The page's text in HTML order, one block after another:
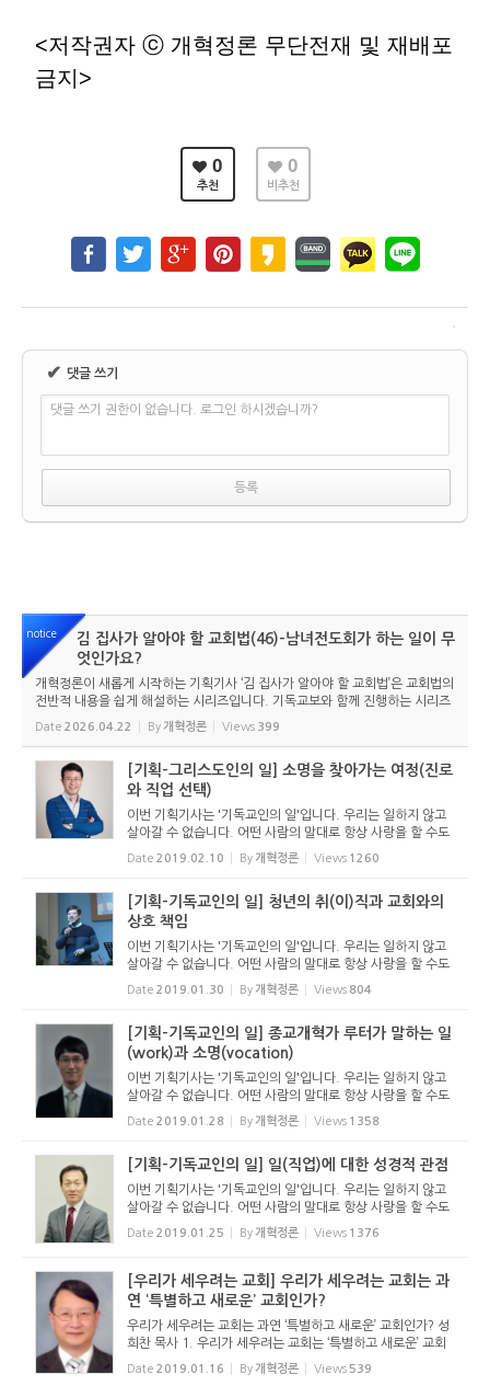
<저작권자 ⓒ 개혁정론 무단전재 및 재배포
금지>
0
추천
0
비추천
✔ 댓글 쓰기
댓글 쓰기 권한이 없습니다. 로그인 하시겠습니까?
notice
김 집사가 알아야 할 교회법(46)-남녀전도회가 하는 일이 무
엇인가요?
개혁정론이 새롭게 시작하는 기획기사 ‘김 집사가 알아야 할 교회법’은 교회법의
전반적 내용을 쉽게 해설하는 시리즈입니다. 기독교보와 함께 진행하는 시리즈
로서 여기에 싣는 것은 기독교보의 허락을 받았습니다. 글 내용은 기독교보에
Date 2026.04.22 By 개혁정론 Views 399
[기획-그리스도인의 일] 소명을 찾아가는 여정(진로
와 직업 선택)
이번 기획기사는 '기독교인의 일'입니다. 우리는 일하지 않고
살아갈 수 없습니다. 어떤 사람의 말대로 항상 사랑을 할 수도
없고, 항상 잠만 잘 수도 없지만 우리는 항상 일하며 삽니다.
이렇게 항상 세상속에서 일해야 하는 우리가 의외로 일하기
Date 2019.02.10 By 개혁정론 Views 1260
[기획-기독교인의 일] 청년의 취(이)직과 교회와의
상호 책임
이번 기획기사는 '기독교인의 일'입니다. 우리는 일하지 않고
살아갈 수 없습니다. 어떤 사람의 말대로 항상 사랑을 할 수도
없고, 항상 잠만 잘 수도 없지만 우리는 항상 일하며 삽니다.
이렇게 항상 세상속에서 일해야 하는 우리가 의외로 일하기
Date 2019.01.30 By 개혁정론 Views 804
[기획-기독교인의 일] 종교개혁가 루터가 말하는 일
(work)과 소명(vocation)
이번 기획기사는 '기독교인의 일'입니다. 우리는 일하지 않고
살아갈 수 없습니다. 어떤 사람의 말대로 항상 사랑을 할 수도
없고, 항상 잠만 잘 수도 없지만 우리는 항상 일하며 삽니다.
이렇게 항상 세상속에서 일해야 하는 우리가 의외로 일하기
Date 2019.01.28 By 개혁정론 Views 1358
[기획-기독교인의 일] 일(직업)에 대한 성경적 관점
이번 기획기사는 '기독교인의 일'입니다. 우리는 일하지 않고
살아갈 수 없습니다. 어떤 사람의 말대로 항상 사랑을 할 수도
없고, 항상 잠만 잘 수도 없지만 우리는 항상 일하며 삽니다.
이렇게 항상 세상속에서 일해야 하는 우리가 의외로 일하기
Date 2019.01.25 By 개혁정론 Views 1376
[우리가 세우려는 교회] 우리가 세우려는 교회는 과
연 ‘특별하고 새로운’ 교회인가?
우리가 세우려는 교회는 과연 ‘특별하고 새로운’ 교회인가? 성
희찬 목사 1. 우리가 세우려는 교회는 ‘특별하고 새로운’ 교회
가 아니라 믿음의 선진들이 대대로 걸어 온 ‘개혁신앙’ 노선에
있는 교회라고 할 수 있다 우리...
Date 2019.01.16 By 개혁정론 Views 539